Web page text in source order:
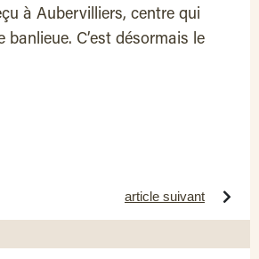
à Aubervilliers, centre qui
C’est désormais le
article suivant